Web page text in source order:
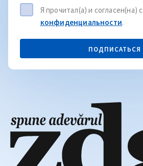
Я прочитал(а) и согласен(на) с
конфиденциальности.
ПОДПИСАТЬСЯ